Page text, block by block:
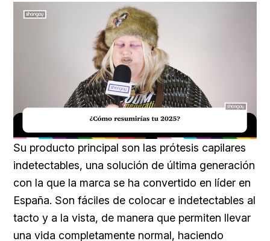
Unmute Loaded:
18.59%
Su producto principal son las prótesis capilares
indetectables, una solución de última generación
con la que la marca se ha convertido en líder en
España. Son fáciles de colocar e indetectables al
tacto y a la vista, de manera que permiten llevar
una vida completamente normal, haciendo